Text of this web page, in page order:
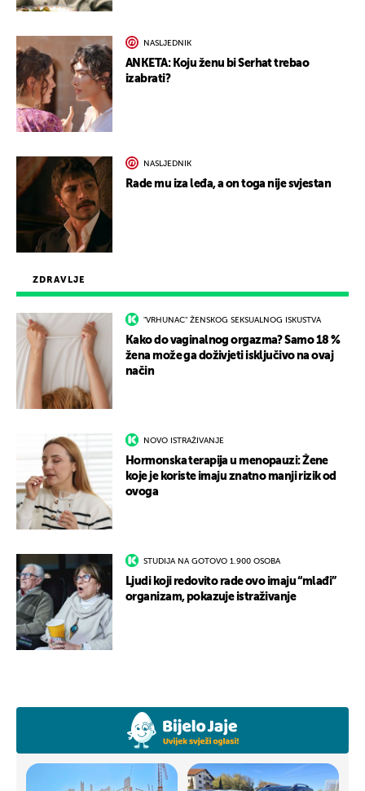
ZDRAVLJE
"VRHUNAC" ŽENSKOG SEKSUALNOG ISKUSTVA
Kako do vaginalnog orgazma? Samo 18 %
žena može ga doživjeti isključivo na ovaj
način
NOVO ISTRAŽIVANJE
Hormonska terapija u menopauzi: Žene
koje je koriste imaju znatno manji rizik od
ovoga
STUDIJA NA GOTOVO 1.900 OSOBA
Ljudi koji redovito rade ovo imaju “mlađi”
organizam, pokazuje istraživanje
NASLJEDNIK
ANKETA: Koju ženu bi Serhat trebao
izabrati?
NASLJEDNIK
Rade mu iza leđa, a on toga nije svjestan